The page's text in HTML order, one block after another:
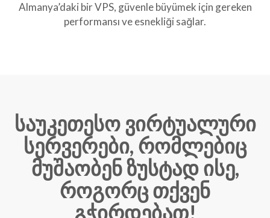
Almanya’daki bir VPS, güvenle büyümek için gereken
performansı ve esnekliği sağlar.
საუკეთესო ვირტუალური
სერვერები, რომლებიც
მუშაობენ ზუსტად ისე,
როგორც თქვენ
გჭირდებათ!